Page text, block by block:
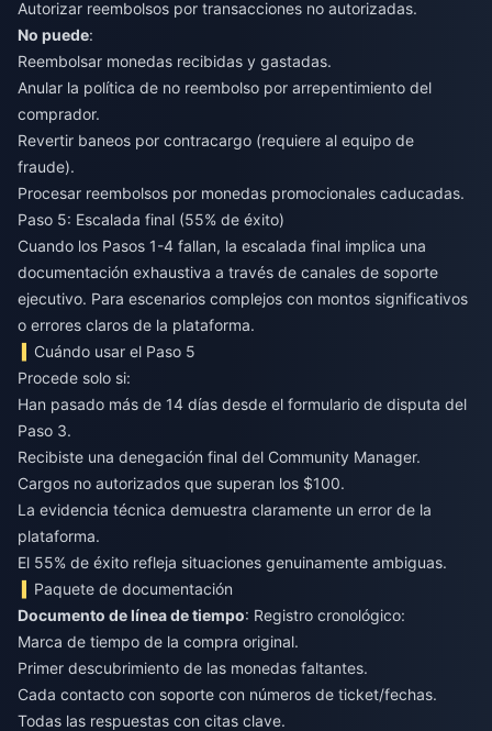
Autorizar reembolsos por transacciones no autorizadas.
No puede:
Reembolsar monedas recibidas y gastadas.
Anular la política de no reembolso por arrepentimiento del
comprador.
Revertir baneos por contracargo (requiere al equipo de
fraude).
Procesar reembolsos por monedas promocionales caducadas.
Paso 5: Escalada final (55% de éxito)
Cuando los Pasos 1-4 fallan, la escalada final implica una
documentación exhaustiva a través de canales de soporte
ejecutivo. Para escenarios complejos con montos significativos
o errores claros de la plataforma.
Cuándo usar el Paso 5
Procede solo si:
Han pasado más de 14 días desde el formulario de disputa del
Paso 3.
Recibiste una denegación final del Community Manager.
Cargos no autorizados que superan los $100.
La evidencia técnica demuestra claramente un error de la
plataforma.
El 55% de éxito refleja situaciones genuinamente ambiguas.
Paquete de documentación
Documento de línea de tiempo: Registro cronológico:
Marca de tiempo de la compra original.
Primer descubrimiento de las monedas faltantes.
Cada contacto con soporte con números de ticket/fechas.
Todas las respuestas con citas clave.